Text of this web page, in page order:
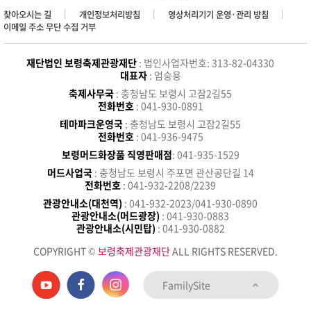
찾아오시는 길 개인정보처리방침
영상처리기기 운영·관리 방침
이메일 주소 무단 수집 거부
재단법인 보령축제관광재단 : 법인사업자번호: 313-82-04330
대표자: 엄승용
축제사무국 : 충청남도 보령시 고잠2길55
전화번호 : 041-930-0891
테마파크운영국 : 충청남도 보령시 고잠2길55
전화번호 : 041-936-9475
보령머드화장품 직영판매점: 041-935-1529
머드사업국 : 충청남도 보령시 주포면 관산공단길 14
전화번호 : 041-932-2208/2239
관광안내소(대천역) : 041-932-2023/041-930-0890
관광안내소(머드광장) : 041-930-0883
관광안내소(시민탑) : 041-930-0882
COPYRIGHT © 보령축제관광재단ALL RIGHTS RESERVED.
FamilySite